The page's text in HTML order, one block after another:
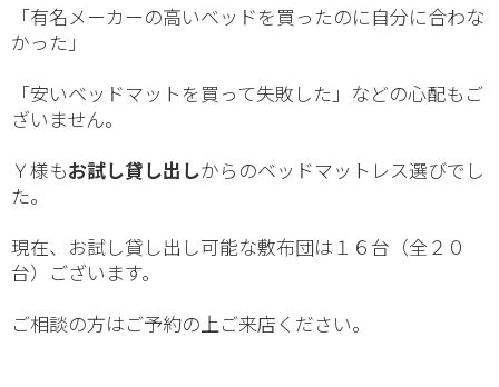
「有名メーカーの高いベッドを買ったのに自分に合わな
かった」
「安いベッドマットを買って失敗した」などの心配もご
ざいません。
Ｙ様もお試し貸し出しからのベッドマットレス選びでし
た。
現在、お試し貸し出し可能な敷布団は１６台（全２０
台）ございます。
ご相談の方はご予約の上ご来店ください。